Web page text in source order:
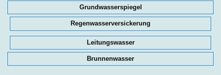
Grundwasserspiegel
Regenwasserversickerung
Leitungswasser
Brunnenwasser